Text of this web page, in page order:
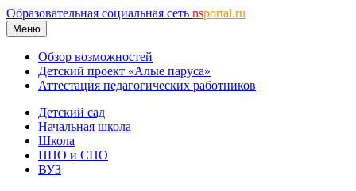
Образовательная социальная сеть nsportal.ru
Меню
Обзор возможностей
Детский проект «Алые паруса»
Аттестация педагогических работников
Детский сад
Начальная школа
Школа
НПО и СПО
ВУЗ